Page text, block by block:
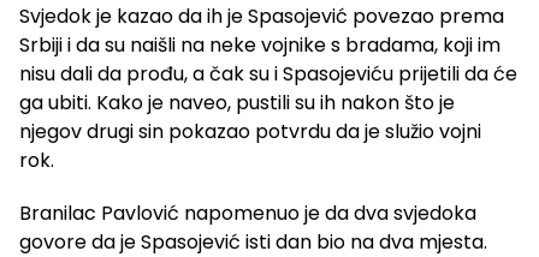
Svjedok je kazao da ih je Spasojević povezao prema
Srbiji i da su naišli na neke vojnike s bradama, koji im
nisu dali da prođu, a čak su i Spasojeviću prijetili da će
ga ubiti. Kako je naveo, pustili su ih nakon što je
njegov drugi sin pokazao potvrdu da je služio vojni
rok.
Branilac Pavlović napomenuo je da dva svjedoka
govore da je Spasojević isti dan bio na dva mjesta.